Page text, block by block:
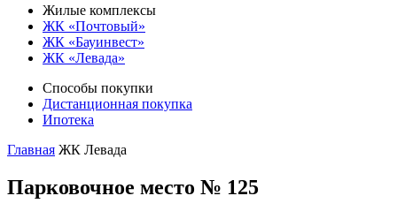
Жилые комплексы
ЖК «Почтовый»
ЖК «Бауинвест»
ЖК «Левада»
Способы покупки
Дистанционная покупка
Ипотека
Главная ЖК Левада
Парковочное место № 125